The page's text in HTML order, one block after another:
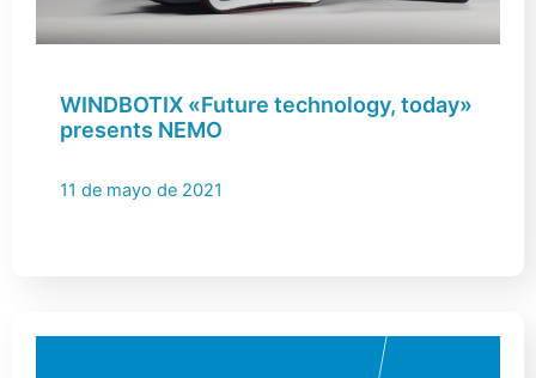
WINDBOTIX «Future technology, today»
presents NEMO
11 de mayo de 2021